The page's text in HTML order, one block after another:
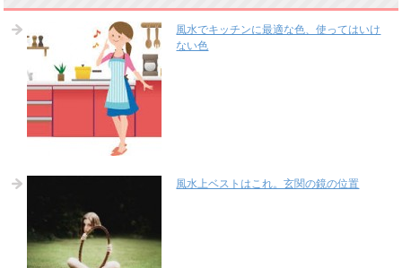
風水でキッチンに最適な色、使ってはいけ
ない色
風水上ベストはこれ。玄関の鏡の位置